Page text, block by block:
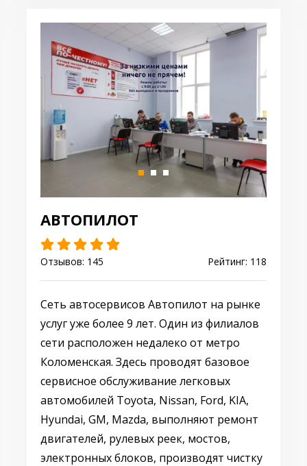
АВТОПИЛОТ
Отзывов: 145 Рейтинг: 118
Сеть автосервисов Автопилот на рынке
услуг уже более 9 лет. Один из филиалов
сети расположен недалеко от метро
Коломенская. Здесь проводят базовое
сервисное обслуживание легковых
автомобилей Toyota, Nissan, Ford, KIA,
Hyundai, GM, Mazda, выполняют ремонт
двигателей, рулевых реек, мостов,
электронных блоков, производят чистку